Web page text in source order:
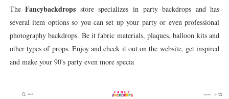
TheFancybackdrops store specializes in party backdrops and has
several item options so you can set up your party or even professional
photography backdrops. Be it fabric materials, plaques, balloon kits and
other types of props. Enjoy and check it out on the website, get inspired
and make your 90's party even more specia